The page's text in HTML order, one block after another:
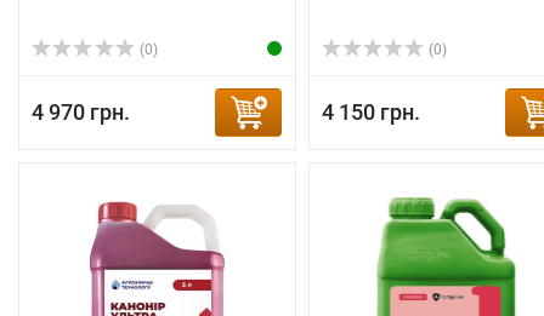
(0)
4 970 грн.
(0)
4 150 грн.